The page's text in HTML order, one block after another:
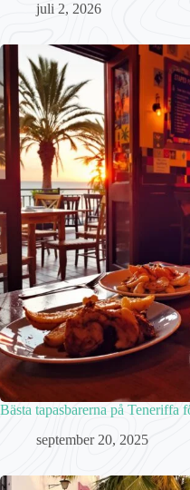
juli 2, 2026
Bästa tapasbarerna på Teneriffa
september 20, 2025